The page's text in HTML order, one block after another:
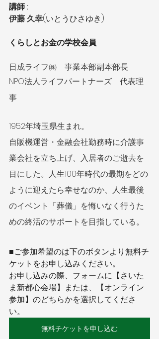
講師 :
伊藤 久幸(いとうひさゆき)
くらしとお金の学校会員
日成ライフ㈱　事業本部副本部長
NPO法人ライフパートナーズ　代表理
事
1952年埼玉県生まれ。
自販機運営・金融会社勤務時に介護事
業会社を立ち上げ、入居者のご逝去を
目にした。人生100年時代の最期をどの
ように迎えたら幸せなのか、人生最後
のイベント「葬儀」を悔いなく行うた
めの終活のサポートを目指している。
■ご参加希望のは下のボタンより無料チ
ケットをお申し込みください。
お申し込みの際、フォームに【さいた
ま新都心会場】または、【オンライン
参加】のどちらかを選択してくださ
い。
無料チケットを申し込む